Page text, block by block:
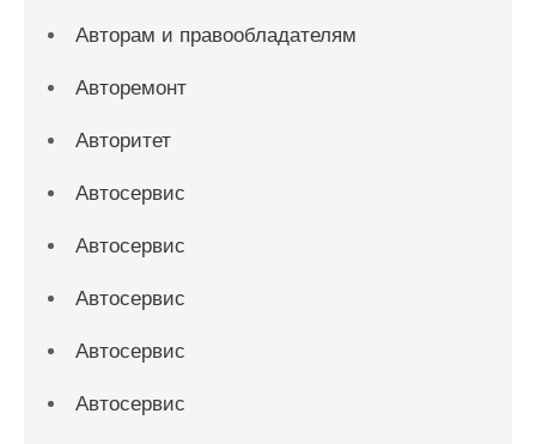
Авторам и правообладателям
Авторемонт
Авторитет
Автосервис
Автосервис
Автосервис
Автосервис
Автосервис